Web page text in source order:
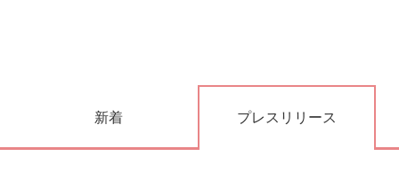
アク
新着 プレスリリース